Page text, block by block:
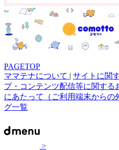
PAGETOP
ママテナについて | サイトに関
プ・コンテンツ配信等に関する
にあたって（ご利用端末からの
グ一覧
>